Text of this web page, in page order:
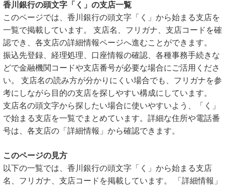
香川銀行の頭文字「く」の支店一覧
このページでは、香川銀行の頭文字「く」から始まる支店を
一覧で掲載しています。 支店名、フリガナ、支店コードを確
認でき、各支店の詳細情報ページへ進むことができます。
振込先登録、経理処理、口座情報の確認、各種事務手続きな
どで金融機関コードや支店番号が必要な場合にご活用くださ
い。 支店名の読み方が分かりにくい場合でも、フリガナを参
考にしながら目的の支店を探しやすい構成にしています。
支店名の頭文字から探したい場合に使いやすいよう、「く」
で始まる支店を一覧でまとめています。詳細な住所や電話番
号は、各支店の「詳細情報」から確認できます。
このページの見方
以下の一覧では、香川銀行の頭文字「く」から始まる支店
名、フリガナ、支店コードを掲載しています。 「詳細情報」